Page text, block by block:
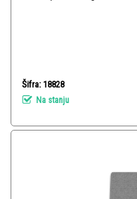
Šifra: 18828
Na stanju